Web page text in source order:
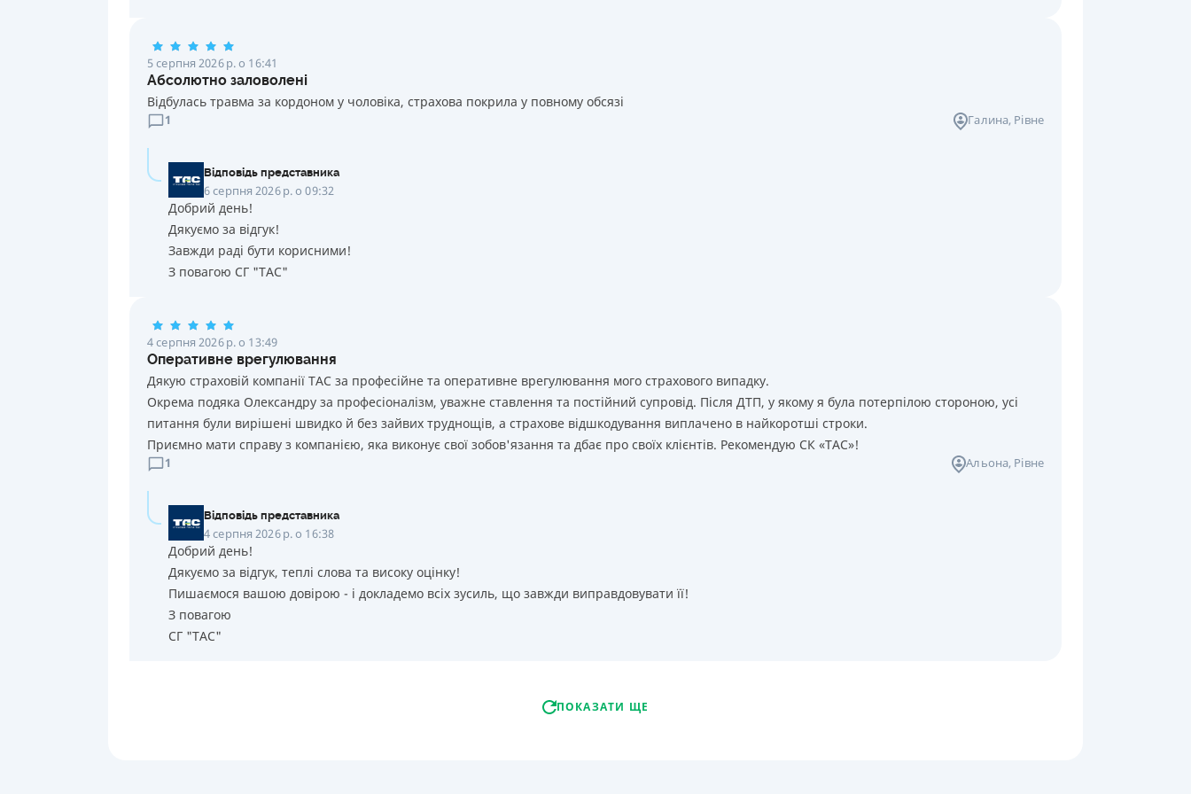
5 серпня 2026 р. о 16:41
Абсолютно заловолені
Відбулась травма за кордоном у чоловіка, страхова покрила у повному обсязі
1 Галина, Рівне
Відповідь представника
6 серпня 2026 р. о 09:32
Добрий день!
Дякуємо за відгук!
Завжди раді бути корисними!
З повагою СГ "ТАС"
4 серпня 2026 р. о 13:49
Оперативне врегулювання
Дякую страховій компанії ТАС за професійне та оперативне врегулювання мого страхового випадку.
Окрема подяка Олександру за професіоналізм, уважне ставлення та постійний супровід. Після ДТП, у якому я була потерпілою стороною, усі
питання були вирішені швидко й без зайвих труднощів, а страхове відшкодування виплачено в найкоротші строки.
Приємно мати справу з компанією, яка виконує свої зобов'язання та дбає про своїх клієнтів. Рекомендую СК «ТАС»!
1 Альона, Рівне
Відповідь представника
4 серпня 2026 р. о 16:38
Добрий день!
Дякуємо за відгук, теплі слова та високу оцінку!
Пишаємося вашою довірою - і докладемо всіх зусиль, що завжди виправдовувати її!
З повагою
СГ "ТАС"
ПОКАЗАТИ ЩЕ